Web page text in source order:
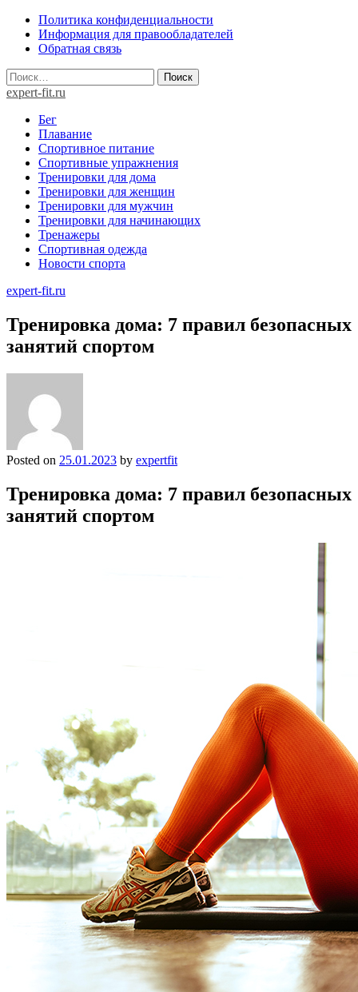
Skip
content
Политика конфиденциальности
Информация для правообладателей
Обратная связь
Найти:
expert-fit.ru
Бег
Плавание
Спортивное питание
Спортивные упражнения
Тренировки для дома
Тренировки для женщин
Тренировки для мужчин
Тренировки для начинающих
Тренажеры
Спортивная одежда
Новости спорта
expert-fit.ru
Тренировка дома: 7 правил безопасных
занятий спортом
Posted on 25.01.2023 by expertfit
Тренировка дома: 7 правил безопасных
занятий спортом